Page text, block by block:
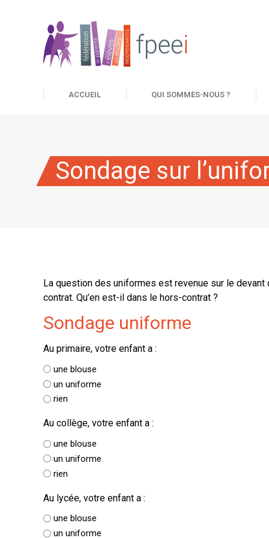
ACCUEIL QUI SOMMES-NOUS ?
Sondage sur
La question des uniformes est revenue sur le
contrat. Qu’en est-il dans le hors-contrat ?
Sondage uniforme
Au primaire, votre enfant a :
une blouse
un uniforme
rien
Au collège, votre enfant a :
une blouse
un uniforme
rien
Au lycée, votre enfant a :
une blouse
un uniforme